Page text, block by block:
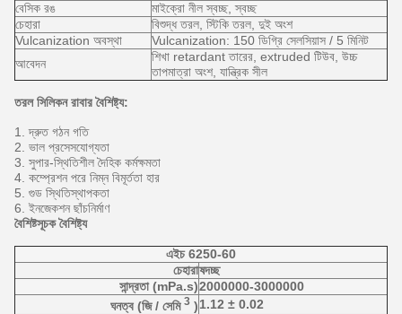
বেসিক রঙ
মাইক্রো নীল স্বচ্ছ, স্বচ্ছ
চেহারা
বিশুদ্ধ তরল, স্টিকি তরল, দুই অংশ
Vulcanization অবস্থা
Vulcanization: 150 ডিগ্রি সেলসিয়াস / 5 মিনিট
আবেদন
শিখা retardant তারের, extruded টিউব, উচ্চ
তাপমাত্রা অংশ, যান্ত্রিক সীল
তরল সিলিকন রাবার বৈশিষ্ট্য:
1. দ্রুত গঠন গতি
2. ভাল প্রসেসযোগ্যতা
3. সুপার-স্থিতিশীল দৈহিক কর্মক্ষমতা
4. কম্প্রেশন পরে নিম্ন বিমূর্ততা হার
5. গুড স্থিতিস্থাপকতা
6. ইনজেকশন ছাঁচনির্মাণ
বৈশিষ্টসূচক বৈশিষ্ট্য
এইচ 6250-60
চেহারাষদচ্ছ
সান্দ্রতা (mPa.s)2000000-3000000
ঘনত্ব (জি / সেমি 3 )1.12 ± 0.02